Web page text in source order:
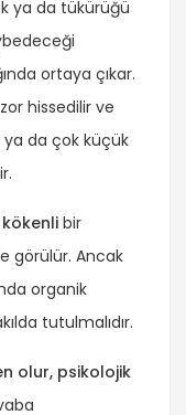
ya da tükürüğü
ortaya çıkar.
hissedilir ve
da çok küçük
bir
görülür. Ancak
organik
tutulmalıdır.
olur, psikolojik